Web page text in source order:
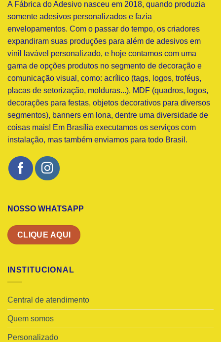
A Fábrica do Adesivo nasceu em 2018, quando produzia
somente adesivos personalizados e fazia
envelopamentos. Com o passar do tempo, os criadores
expandiram suas produções para além de adesivos em
vinil lavável personalizado, e hoje contamos com uma
gama de opções produtos no segmento de decoração e
comunicação visual, como: acrílico (tags, logos, troféus,
placas de setorização, molduras...), MDF (quadros, logos,
decorações para festas, objetos decorativos para diversos
segmentos), banners em lona, dentre uma diversidade de
coisas mais! Em Brasília executamos os serviços com
instalação, mas também enviamos para todo Brasil.
NOSSO WHATSAPP
CLIQUE AQUI
INSTITUCIONAL
Central de atendimento
Quem somos
Personalizado